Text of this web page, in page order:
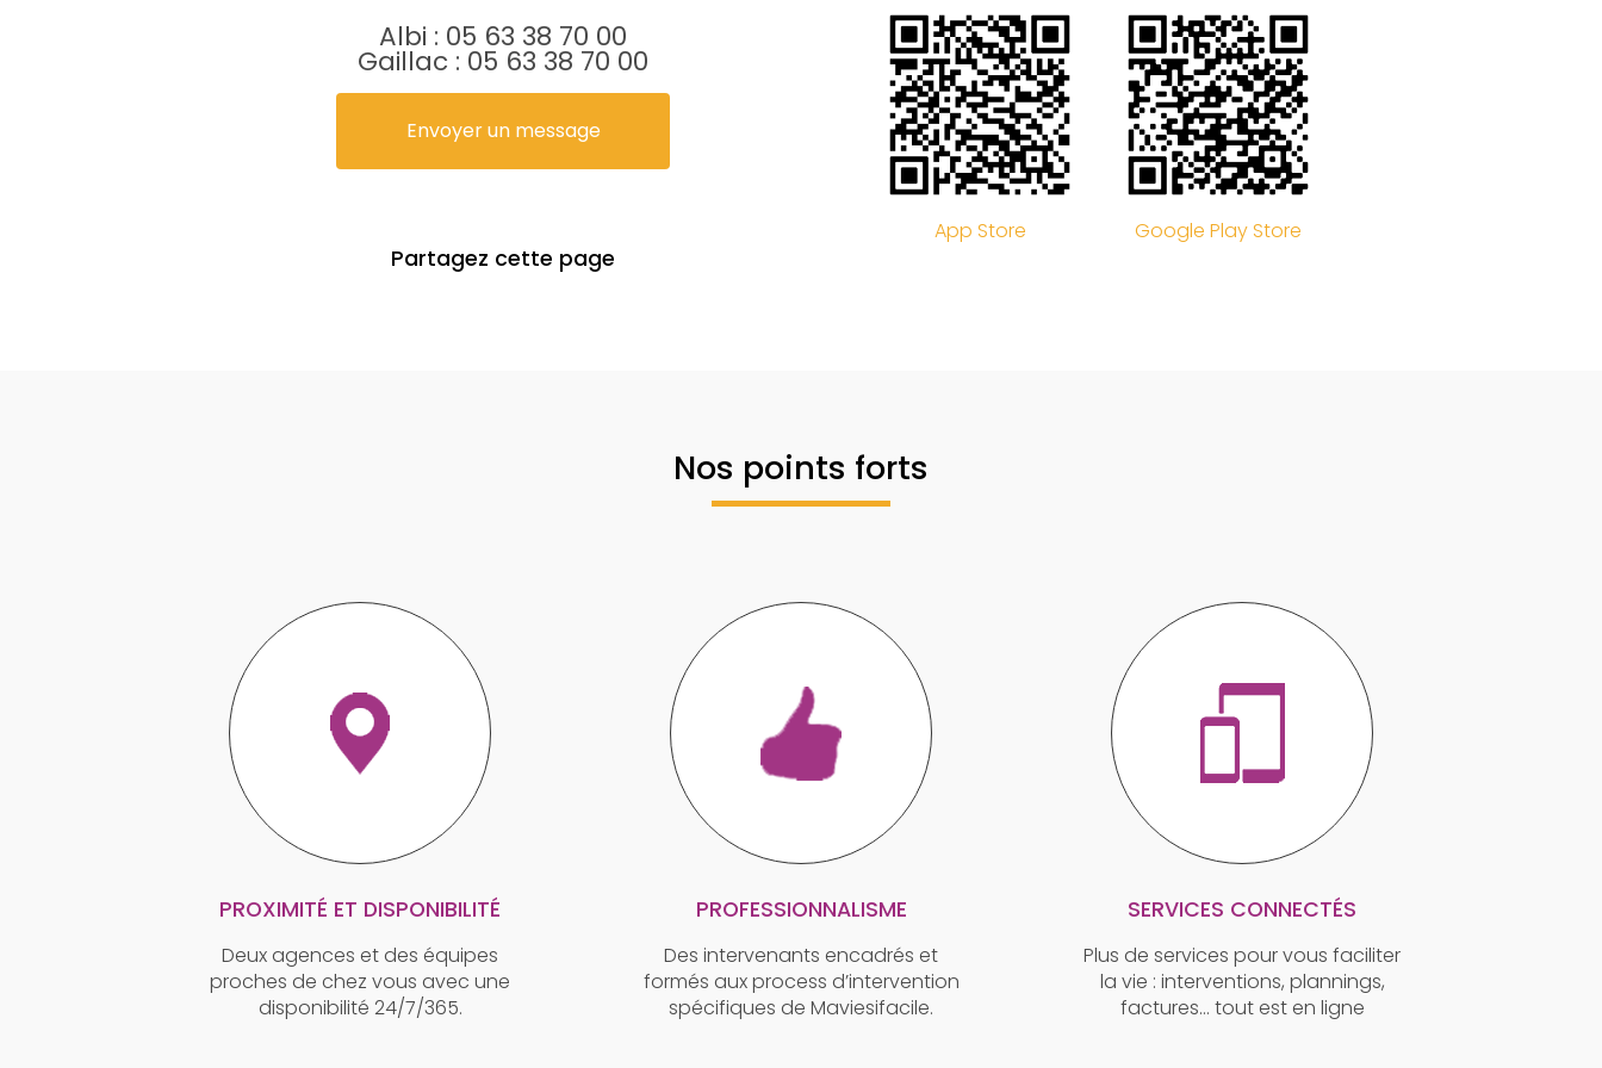
Albi : 05 63 38 70 00
Gaillac : 05 63 38 70 00
Envoyer un message
Partagez cette page
App Store Google Play Store
Nos points forts
PROXIMITÉ ET DISPONIBILITÉ
Deux agences et des équipes
proches de chez vous avec une
disponibilité 24/7/365.
PROFESSIONNALISME
Des intervenants encadrés et
formés aux process d’intervention
spécifiques de Maviesifacile.
SERVICES CONNECTÉS
Plus de services pour vous faciliter
la vie : interventions, plannings,
factures… tout est en ligne